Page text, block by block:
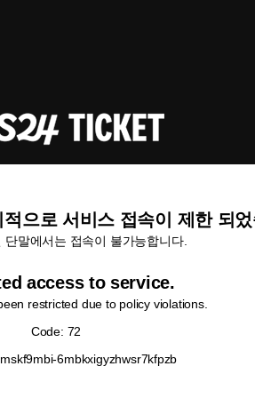
으로 서비스 접속이 제한 되
단말에서는 접속이 불가능합니다.
access to service.
restricted due to policy violations.
Code: 72
6mbkxigyzhwsr7kfpzb